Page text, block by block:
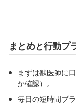
まとめと行動プ
まずは獣医師に
か確認）。
毎日の短時間ブ